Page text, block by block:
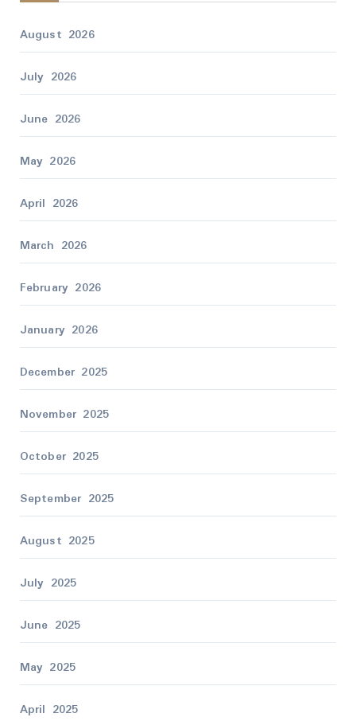
August 2026
July 2026
June 2026
May 2026
April 2026
March 2026
February 2026
January 2026
December 2025
November 2025
October 2025
September 2025
August 2025
July 2025
June 2025
May 2025
April 2025